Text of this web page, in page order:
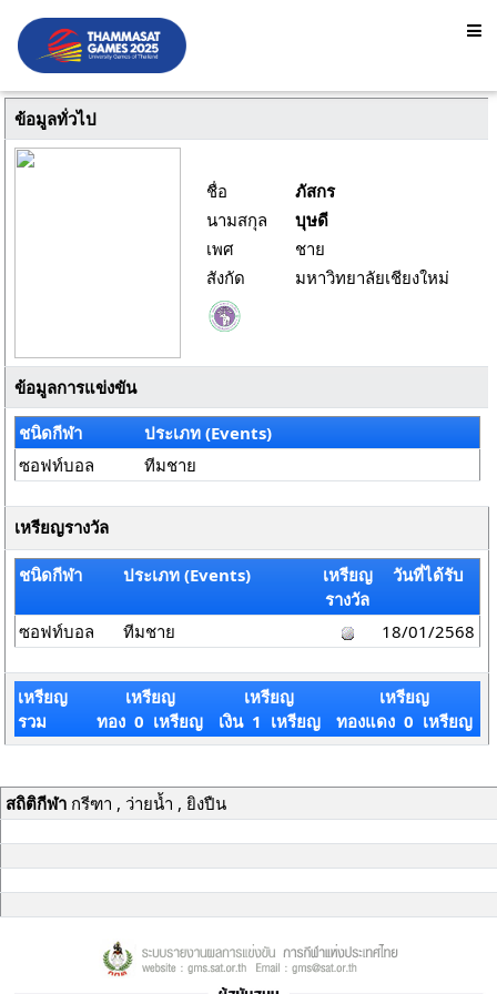
ข้อมูลทั่วไป
ชื่อ
ภัสกร
นามสกุล
บุษดี
เพศ
ชาย
สังกัด
มหาวิทยาลัยเชียงใหม่
ข้อมูลการแข่งขัน
ชนิดกีฬา
ประเภท (Events)
ซอฟท์บอล
ทีมชาย
เหรียญรางวัล
ชนิดกีฬา ประเภท (Events)
เหรียญ
รางวัล
วันที่ได้รับ
ซอฟท์บอล ทีมชาย 18/01/2568
เหรียญ
รวม
เหรียญ
ทอง 0 เหรียญ
เหรียญ
เงิน 1 เหรียญ
เหรียญ
ทองแดง 0 เหรียญ
สถิติกีฬากรีฑา , ว่ายน้ำ , ยิงปืน